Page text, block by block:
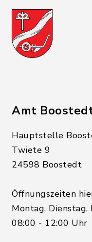
Amt
Hauptstelle
Twiete 9
24598 Boostedt
Öffnungszeiten
Montag, Dienstag,
08:00 - 12:00 Uhr